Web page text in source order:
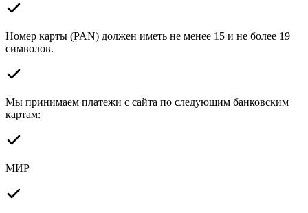
Номер карты (PAN) должен иметь не менее 15 и не более 19
символов.
Мы принимаем платежи с сайта по следующим банковским
картам:
МИР